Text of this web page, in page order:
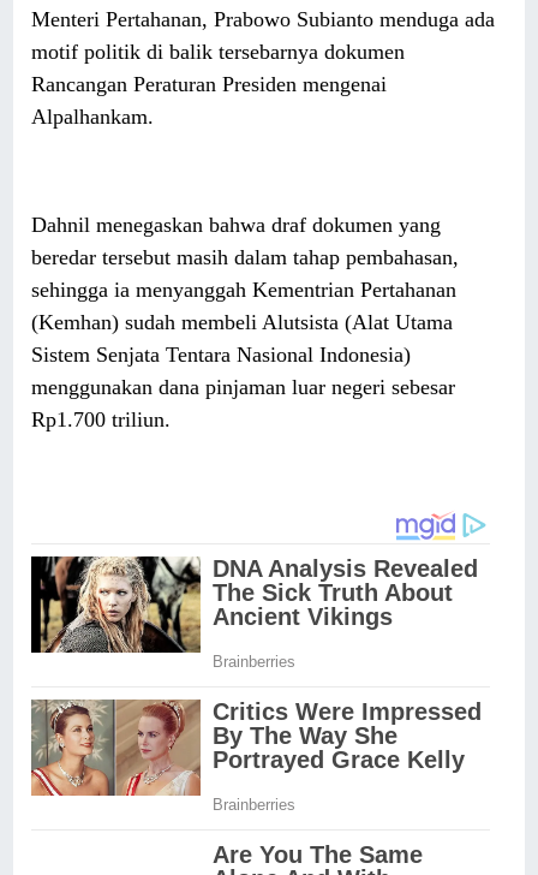
Menteri Pertahanan, Prabowo Subianto menduga ada
motif politik di balik tersebarnya dokumen
Rancangan Peraturan Presiden mengenai
Alpalhankam.
Dahnil menegaskan bahwa draf dokumen yang
beredar tersebut masih dalam tahap pembahasan,
sehingga ia menyanggah Kementrian Pertahanan
(Kemhan) sudah membeli Alutsista (Alat Utama
Sistem Senjata Tentara Nasional Indonesia)
menggunakan dana pinjaman luar negeri sebesar
Rp1.700 triliun.